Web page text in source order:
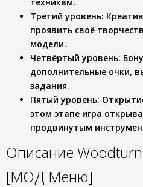
Третий уровень:
проявить своё
модели.
Четвёртый уровень:
дополнительные очки,
задания.
Пятый уровень:
этом этапе игра
продвинутым
Описание
[МОД Меню]